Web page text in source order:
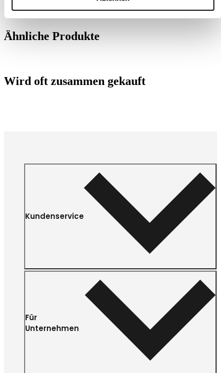
Ähnliche Produkte
Wird oft zusammen gekauft
Kundenservice
Für
Unternehmen